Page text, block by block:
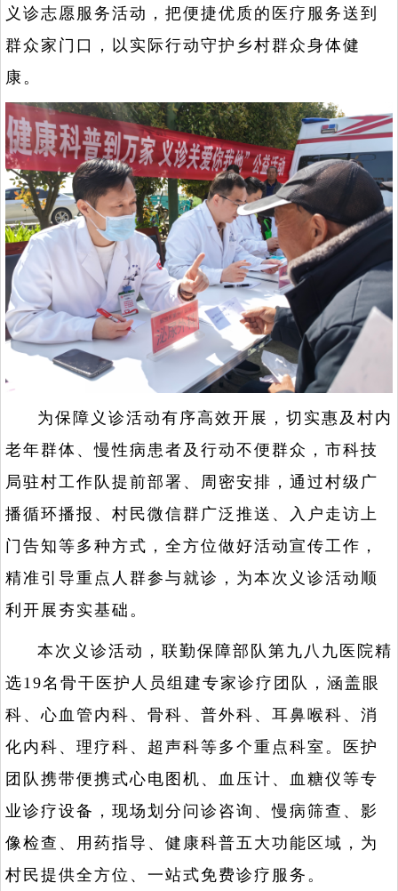
义诊志愿服务活动，把便捷优质的医疗服务送到
群众家门口，以实际行动守护乡村群众身体健
康。
为保障义诊活动有序高效开展，切实惠及村内
老年群体、慢性病患者及行动不便群众，市科技
局驻村工作队提前部署、周密安排，通过村级广
播循环播报、村民微信群广泛推送、入户走访上
门告知等多种方式，全方位做好活动宣传工作，
精准引导重点人群参与就诊，为本次义诊活动顺
利开展夯实基础。
本次义诊活动，联勤保障部队第九八九医院精
选19名骨干医护人员组建专家诊疗团队，涵盖眼
科、心血管内科、骨科、普外科、耳鼻喉科、消
化内科、理疗科、超声科等多个重点科室。医护
团队携带便携式心电图机、血压计、血糖仪等专
业诊疗设备，现场划分问诊咨询、慢病筛查、影
像检查、用药指导、健康科普五大功能区域，为
村民提供全方位、一站式免费诊疗服务。